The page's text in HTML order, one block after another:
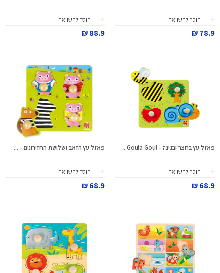
הוסף להשוואה
78.9 ₪
הוסף להשוואה
88.9 ₪
פאזל עץ בחצר ובגינה - Goula Goul...
הוסף להשוואה
68.9 ₪
פאזל עץ הזאב ושלושת החזירונים - ...
הוסף להשוואה
68.9 ₪